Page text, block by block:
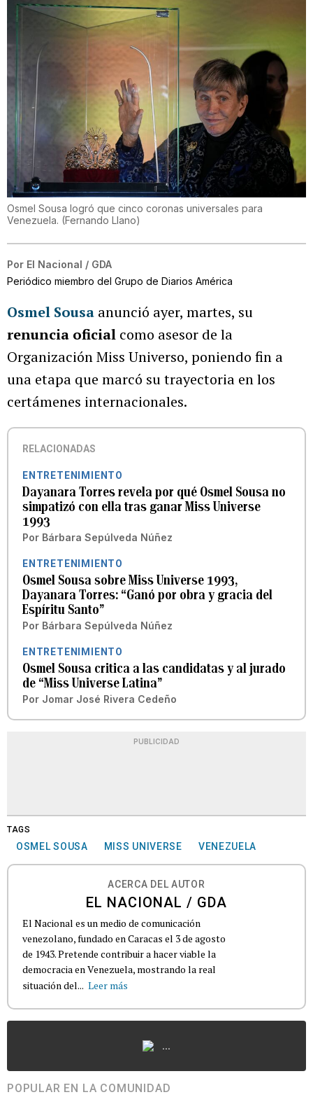
Osmel Sousa logró que cinco coronas universales para
Venezuela. (Fernando Llano)
Por El Nacional / GDA
Periódico miembro del Grupo de Diarios América
Osmel Sousa anunció ayer, martes, su
renuncia oficial como asesor de la
Organización Miss Universo, poniendo fin a
una etapa que marcó su trayectoria en los
certámenes internacionales.
RELACIONADAS
ENTRETENIMIENTO
Dayanara Torres revela por qué Osmel Sousa no
simpatizó con ella tras ganar Miss Universe
1993
Por Bárbara Sepúlveda Núñez
ENTRETENIMIENTO
Osmel Sousa sobre Miss Universe 1993,
Dayanara Torres: “Ganó por obra y gracia del
Espíritu Santo”
Por Bárbara Sepúlveda Núñez
ENTRETENIMIENTO
Osmel Sousa critica a las candidatas y al jurado
de “Miss Universe Latina”
Por Jomar José Rivera Cedeño
PUBLICIDAD
TAGS
OSMEL SOUSA MISS UNIVERSE VENEZUELA
ACERCA DEL AUTOR
EL NACIONAL / GDA
El Nacional es un medio de comunicación
venezolano, fundado en Caracas el 3 de agosto
de 1943. Pretende contribuir a hacer viable la
democracia en Venezuela, mostrando la real
situación del... Leer más
...
POPULAR EN LA COMUNIDAD